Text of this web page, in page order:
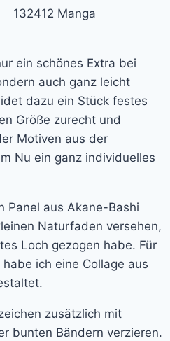
ein schönes Extra bei
auch ganz leicht
dazu ein Stück festes
Größe zurecht und
Motiven aus der
Nu ein ganz individuelles
Panel aus Akane-Bashi
Naturfaden versehen,
Loch gezogen habe. Für
ich eine Collage aus
zusätzlich mit
bunten Bändern verzieren.